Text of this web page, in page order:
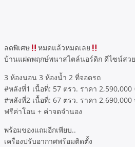
ลดพิเศษ
หมดแล้วหมดเลย
บ้านแฝดพฤกษ์พนาสไตล์นอร์ดิก ดีไซน์สว
3 ห้องนอน 3 ห้องน้ำ 2 ที่จอดรถ
#หลังที่1 เนื้อที่: 57 ตรว. ราคา 2,590,000
#หลังที่2 เนื้อที่: 67 ตรว. ราคา 2,690,000
ฟรีค่าโอน + ค่าจดจำนอง
พร้อมของแถมอีกเพียบ..
เครื่องปรับอากาศพร้อมติดตั้ง